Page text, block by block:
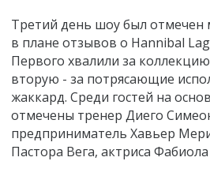
Третий день шоу был
в плане отзывов о Hannibal
Первого хвалили за
вторую - за потрясающие
жаккард. Среди гостей на
отмечены тренер Диего
предприниматель Хавьер
Пастора Вега, актриса